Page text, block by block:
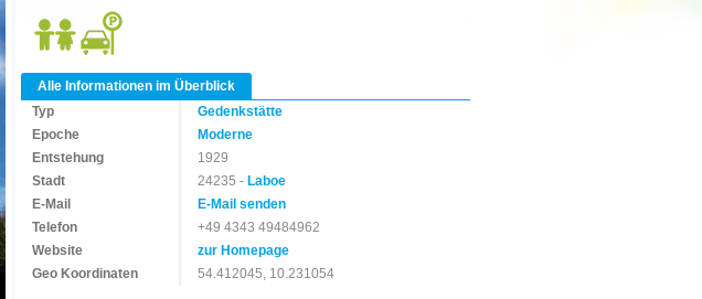
Alle Informationen im Überblick
Typ
Gedenkstätte
Epoche
Moderne
Entstehung
1929
Stadt
24235 - Laboe
E-Mail
E-Mail senden
Telefon
+49 4343 49484962
Website
zur Homepage
Geo Koordinaten
54.412045, 10.231054